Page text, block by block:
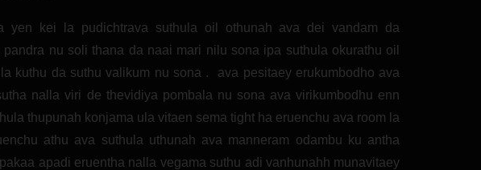
yen kei la pudichtrava suthula oil othunah ava dei vandam da
pandra nu soli thana da naai mari nilu sona ipa suthula okurathu oil
kuthu da suthu valikum nu sona . ava pesitaey erukumbodho ava
nalla viri de thevidiya pombala nu sona ava virikumbodhu enn
thupunah konjama ula vitaen sema tight ha eruenchu ava room la
athu ava suthula uthunah ava manneram odambu ku antha
apadi eruentha nalla vegama suthu adi vanhunahh munavitaey